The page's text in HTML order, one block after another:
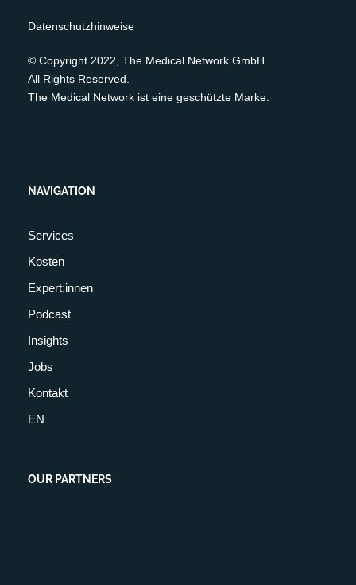
Datenschutzhinweise
© Copyright 2022, The Medical Network GmbH.
All Rights Reserved.
The Medical Network ist eine geschützte Marke.
NAVIGATION
Services
Kosten
Expert:innen
Podcast
Insights
Jobs
Kontakt
EN
OUR PARTNERS